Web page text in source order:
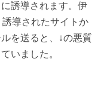
誘導されます。伊
導されたサイトか
を送ると、↓の悪質
いました。